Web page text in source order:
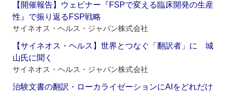
【開催報告】ウェビナー『FSPで変える臨床開発の生産
性』で振り返るFSP戦略
サイネオス・ヘルス・ジャパン株式会社
【サイネオス・ヘルス】世界とつなぐ「翻訳者」に 城
山氏に聞く
サイネオス・ヘルス・ジャパン株式会社
治験文書の翻訳・ローカライゼーションにAIをどれだけ